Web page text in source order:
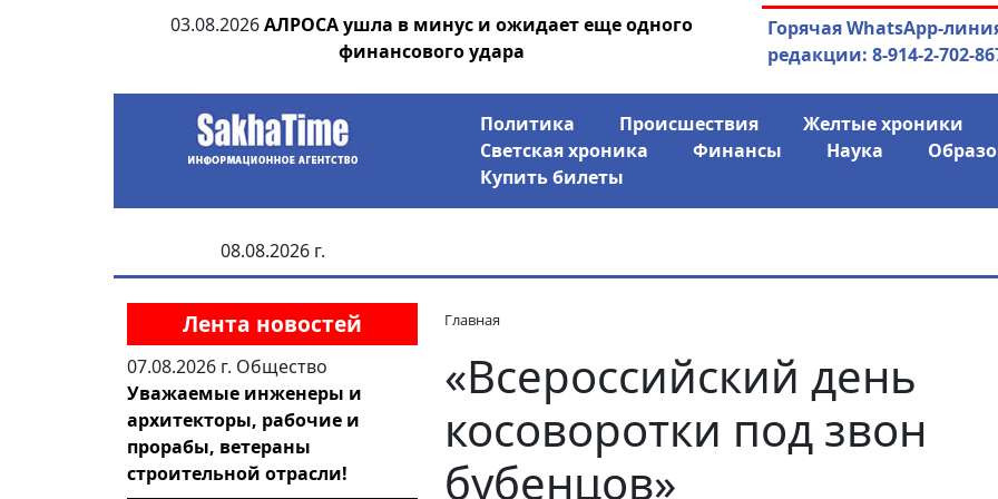
03.08.2026 АЛРОСА ушла в минус и ожидает еще одного
финансового удара
04.08.2026Маринычев у
Горячая WhatsApp-
редакции: 8-914-2-702-
Политика Происшествия Желтые хроники
Светская хроника
Финансы Наука
Купить билеты
08.08.2026 г.
Лента новостей
07.08.2026 г. Общество
Уважаемые инженеры и
архитекторы, рабочие и
прорабы, ветераны
строительной отрасли!
Главная
«Всероссийский день
косоворотки под звон
бубенцов»